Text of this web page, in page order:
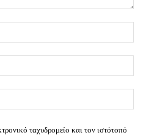
ταχυδρομείο και τον ιστότοπό